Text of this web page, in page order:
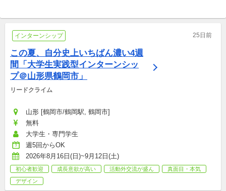
インターンシップ 25日前
この夏、自分史上いちばん濃い4週
間「大学生実践型インターンシッ
プ＠山形県鶴岡市」
リードクライム
山形 [鶴岡市/鶴岡駅, 鶴岡市]
無料
大学生・専門学生
週5回からOK
2026年8月16日(日)~9月12日(土)
初心者歓迎 成長意欲が高い 活動外交流が盛ん
真面目・本気
デザイン